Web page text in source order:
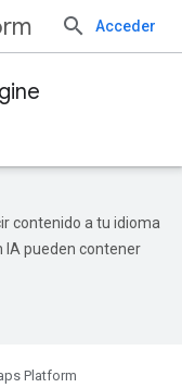
Acceder
contenido a tu idioma
IA pueden contener
Platform